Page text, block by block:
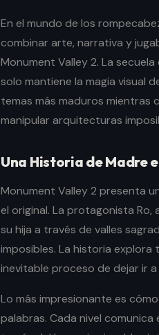
En el mundo de los
combinar arte, narrativa y
Monument Valley 2. La
solo mantiene la magia visual
temas más maduros mientras
manipular arquitecturas
Una Historia de Madre
Monument Valley 2 presenta
el original. La protagonista Ro,
su hija a través de valles
imposibles. La historia explora
inevitable proceso de dejar ir
Lo más impresionante es
palabras. Cada nivel